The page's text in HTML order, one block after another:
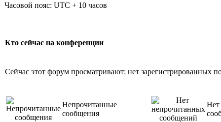
Часовой пояс: UTC + 10 часов
Кто сейчас на конференции
Сейчас этот форум просматривают: нет зарегистрированных
Непрочитанные
сообщения
Нет